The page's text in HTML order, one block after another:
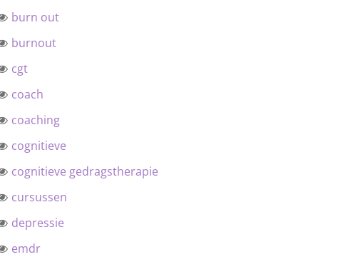
burn out
burnout
cgt
coach
coaching
cognitieve
cognitieve gedragstherapie
cursussen
depressie
emdr